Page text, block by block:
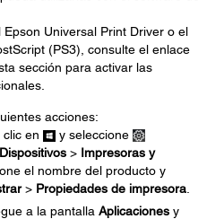
Universal Print Driver o el
(PS3), consulte el enlace
sección para activar las
acciones:
clic en
y seleccione
Dispositivos > Impresoras y
el nombre del producto y
> Propiedades de impresora
a la pantalla Aplicaciones y